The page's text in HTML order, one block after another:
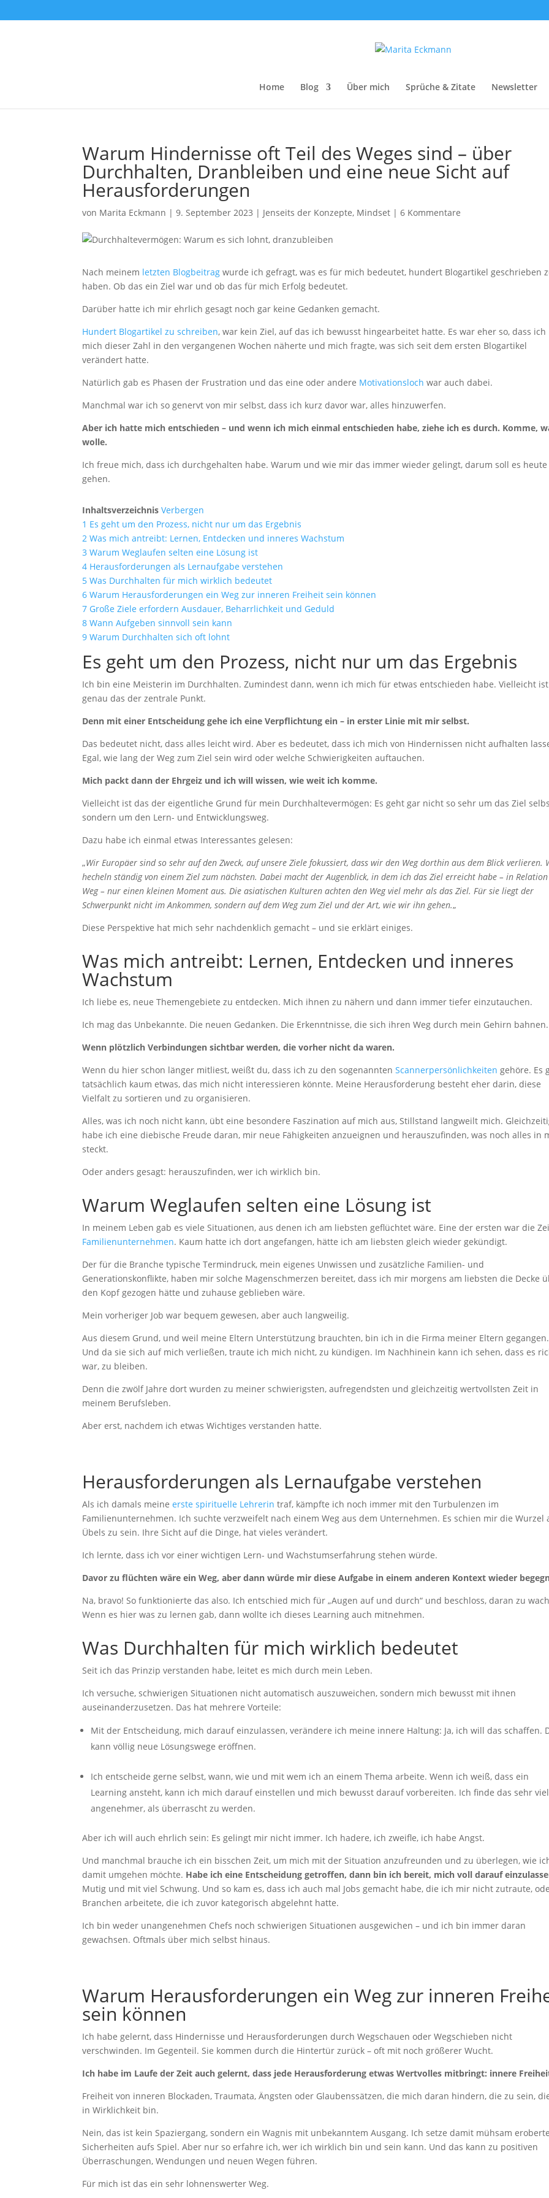
Home Blog Über mich Sprüche & Zitate Newsletter
Warum Hindernisse oft Teil des Weges sind – über
Durchhalten, Dranbleiben und eine neue Sicht auf
Herausforderungen
von Marita Eckmann |9. September 2023 | Jenseits der Konzepte, Mindset |6 Kommentare
Nach meinem letzten Blogbeitrag wurde ich gefragt, was es für mich bedeutet, hundert Blogartikel geschrieben
haben. Ob das ein Ziel war und ob das für mich Erfolg bedeutet.
Darüber hatte ich mir ehrlich gesagt noch gar keine Gedanken gemacht.
Hundert Blogartikel zu schreiben, war kein Ziel, auf das ich bewusst hingearbeitet hatte. Es war eher so, dass ich
mich dieser Zahl in den vergangenen Wochen näherte und mich fragte, was sich seit dem ersten Blogartikel
verändert hatte.
Natürlich gab es Phasen der Frustration und das eine oder andere Motivationsloch war auch dabei.
Manchmal war ich so genervt von mir selbst, dass ich kurz davor war, alles hinzuwerfen.
Aber ich hatte mich entschieden – und wenn ich mich einmal entschieden habe, ziehe ich es durch. Komme,
wolle.
Ich freue mich, dass ich durchgehalten habe. Warum und wie mir das immer wieder gelingt, darum soll es heute
gehen.
Inhaltsverzeichnis Verbergen
1 Es geht um den Prozess, nicht nur um das Ergebnis
2 Was mich antreibt: Lernen, Entdecken und inneres Wachstum
3 Warum Weglaufen selten eine Lösung ist
4 Herausforderungen als Lernaufgabe verstehen
5 Was Durchhalten für mich wirklich bedeutet
6 Warum Herausforderungen ein Weg zur inneren Freiheit sein können
7 Große Ziele erfordern Ausdauer, Beharrlichkeit und Geduld
8 Wann Aufgeben sinnvoll sein kann
9 Warum Durchhalten sich oft lohnt
Es geht um den Prozess, nicht nur um das Ergebnis
Ich bin eine Meisterin im Durchhalten. Zumindest dann, wenn ich mich für etwas entschieden habe. Vielleicht ist
genau das der zentrale Punkt.
Denn mit einer Entscheidung gehe ich eine Verpflichtung ein – in erster Linie mit mir selbst.
Das bedeutet nicht, dass alles leicht wird. Aber es bedeutet, dass ich mich von Hindernissen nicht aufhalten
Egal, wie lang der Weg zum Ziel sein wird oder welche Schwierigkeiten auftauchen.
Mich packt dann der Ehrgeiz und ich will wissen, wie weit ich komme.
Vielleicht ist das der eigentliche Grund für mein Durchhaltevermögen: Es geht gar nicht so sehr um das Ziel
sondern um den Lern- und Entwicklungsweg.
Dazu habe ich einmal etwas Interessantes gelesen:
„Wir Europäer sind so sehr auf den Zweck, auf unsere Ziele fokussiert, dass wir den Weg dorthin aus dem Blick verlieren.
hecheln ständig von einem Ziel zum nächsten. Dabei macht der Augenblick, in dem ich das Ziel erreicht habe – in
Weg – nur einen kleinen Moment aus. Die asiatischen Kulturen achten den Weg viel mehr als das Ziel. Für sie liegt der
Schwerpunkt nicht im Ankommen, sondern auf dem Weg zum Ziel und der Art, wie wir ihn gehen.„
Diese Perspektive hat mich sehr nachdenklich gemacht – und sie erklärt einiges.
Was mich antreibt: Lernen, Entdecken und inneres
Wachstum
Ich liebe es, neue Themengebiete zu entdecken. Mich ihnen zu nähern und dann immer tiefer einzutauchen.
Ich mag das Unbekannte. Die neuen Gedanken. Die Erkenntnisse, die sich ihren Weg durch mein Gehirn bahnen.
Wenn plötzlich Verbindungen sichtbar werden, die vorher nicht da waren.
Wenn du hier schon länger mitliest, weißt du, dass ich zu den sogenanntenScannerpersönlichkeiten gehöre. Es
tatsächlich kaum etwas, das mich nicht interessieren könnte. Meine Herausforderung besteht eher darin, diese
Vielfalt zu sortieren und zu organisieren.
Alles, was ich noch nicht kann, übt eine besondere Faszination auf mich aus, Stillstand langweilt mich.
habe ich eine diebische Freude daran, mir neue Fähigkeiten anzueignen und herauszufinden, was noch alles in
steckt.
Oder anders gesagt: herauszufinden, wer ich wirklich bin.
Warum Weglaufen selten eine Lösung ist
In meinem Leben gab es viele Situationen, aus denen ich am liebsten geflüchtet wäre. Eine der ersten war die
Familienunternehmen. Kaum hatte ich dort angefangen, hätte ich am liebsten gleich wieder gekündigt.
Der für die Branche typische Termindruck, mein eigenes Unwissen und zusätzliche Familien- und
Generationskonflikte, haben mir solche Magenschmerzen bereitet, dass ich mir morgens am liebsten die Decke
den Kopf gezogen hätte und zuhause geblieben wäre.
Mein vorheriger Job war bequem gewesen, aber auch langweilig.
Aus diesem Grund, und weil meine Eltern Unterstützung brauchten, bin ich in die Firma meiner Eltern gegangen.
Und da sie sich auf mich verließen, traute ich mich nicht, zu kündigen. Im Nachhinein kann ich sehen, dass es
war, zu bleiben.
Denn die zwölf Jahre dort wurden zu meiner schwierigsten, aufregendsten und gleichzeitig wertvollsten Zeit in
meinem Berufsleben.
Aber erst, nachdem ich etwas Wichtiges verstanden hatte.
Herausforderungen als Lernaufgabe verstehen
Als ich damals meineerste spirituelle Lehrerin traf, kämpfte ich noch immer mit den Turbulenzen im
Familienunternehmen. Ich suchte verzweifelt nach einem Weg aus dem Unternehmen. Es schien mir die Wurzel
Übels zu sein. Ihre Sicht auf die Dinge, hat vieles verändert.
Ich lernte, dass ich vor einer wichtigen Lern- und Wachstumserfahrung stehen würde.
Davor zu flüchten wäre ein Weg, aber dann würde mir diese Aufgabe in einem anderen Kontext wieder
Na, bravo! So funktionierte das also. Ich entschied mich für „Augen auf und durch“ und beschloss, daran zu
Wenn es hier was zu lernen gab, dann wollte ich dieses Learning auch mitnehmen.
Was Durchhalten für mich wirklich bedeutet
Seit ich das Prinzip verstanden habe, leitet es mich durch mein Leben.
Ich versuche, schwierigen Situationen nicht automatisch auszuweichen, sondern mich bewusst mit ihnen
auseinanderzusetzen. Das hat mehrere Vorteile:
Mit der Entscheidung, mich darauf einzulassen, verändere ich meine innere Haltung: Ja, ich will das schaffen.
kann völlig neue Lösungswege eröffnen.
Ich entscheide gerne selbst, wann, wie und mit wem ich an einem Thema arbeite. Wenn ich weiß, dass ein
Learning ansteht, kann ich mich darauf einstellen und mich bewusst darauf vorbereiten. Ich finde das sehr viel
angenehmer, als überrascht zu werden.
Aber ich will auch ehrlich sein: Es gelingt mir nicht immer. Ich hadere, ich zweifle, ich habe Angst.
Und manchmal brauche ich ein bisschen Zeit, um mich mit der Situation anzufreunden und zu überlegen, wie
damit umgehen möchte. Habe ich eine Entscheidung getroffen, dann bin ich bereit, mich voll darauf
Mutig und mit viel Schwung. Und so kam es, dass ich auch mal Jobs gemacht habe, die ich mir nicht zutraute,
Branchen arbeitete, die ich zuvor kategorisch abgelehnt hatte.
Ich bin weder unangenehmen Chefs noch schwierigen Situationen ausgewichen – und ich bin immer daran
gewachsen. Oftmals über mich selbst hinaus.
Warum Herausforderungen ein Weg zur inneren
sein können
Ich habe gelernt, dass Hindernisse und Herausforderungen durch Wegschauen oder Wegschieben nicht
verschwinden. Im Gegenteil. Sie kommen durch die Hintertür zurück – oft mit noch größerer Wucht.
Ich habe im Laufe der Zeit auch gelernt, dass jede Herausforderung etwas Wertvolles mitbringt: innere
Freiheit von inneren Blockaden, Traumata, Ängsten oder Glaubenssätzen, die mich daran hindern, die zu sein,
in Wirklichkeit bin.
Nein, das ist kein Spaziergang, sondern ein Wagnis mit unbekanntem Ausgang. Ich setze damit mühsam eroberte
Sicherheiten aufs Spiel. Aber nur so erfahre ich, wer ich wirklich bin und sein kann. Und das kann zu positiven
Überraschungen, Wendungen und neuen Wegen führen.
Für mich ist das ein sehr lohnenswerter Weg.